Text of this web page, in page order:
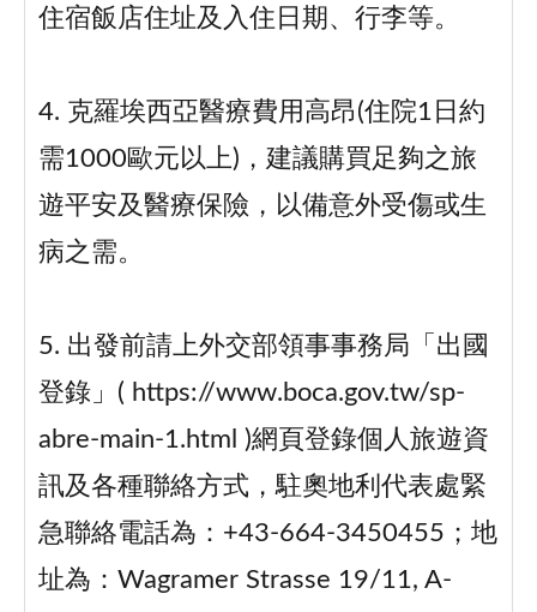
住宿飯店住址及入住日期、行李等。
4. 克羅埃西亞醫療費用高昂(住院1日約
需1000歐元以上)，建議購買足夠之旅
遊平安及醫療保險，以備意外受傷或生
病之需。
5. 出發前請上外交部領事事務局「出國
登錄」( https://www.boca.gov.tw/sp-
abre-main-1.html )網頁登錄個人旅遊資
訊及各種聯絡方式，駐奧地利代表處緊
急聯絡電話為：+43-664-3450455；地
址為：Wagramer Strasse 19/11, A-